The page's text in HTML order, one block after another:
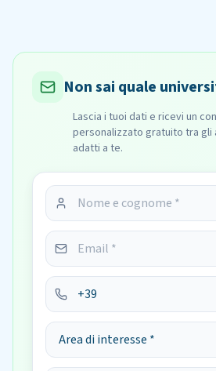
Non sai quale
Lascia i tuoi dati e ricevi un
personalizzato gratuito tra gli
adatti a te.